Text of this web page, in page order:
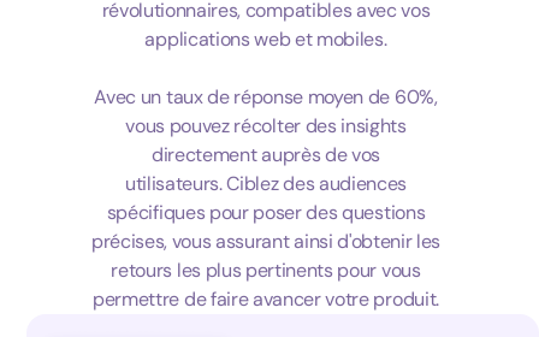
révolutionnaires, compatibles avec vos
applications web et mobiles.
Avec un taux de réponse moyen de 60%,
vous pouvez récolter des insights
directement auprès de vos
utilisateurs. Ciblez des audiences
spécifiques pour poser des questions
précises, vous assurant ainsi d'obtenir les
retours les plus pertinents pour vous
permettre de faire avancer votre produit.